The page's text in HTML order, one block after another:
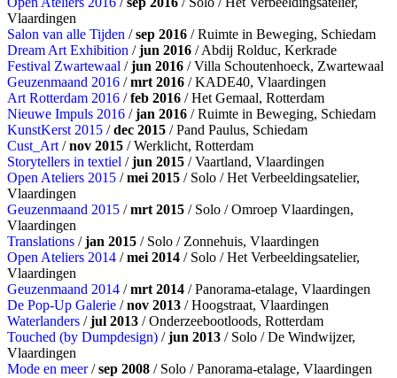
Vlaardingen
Salon van alle Tijden /sep 2016 / Ruimte in Beweging, Schiedam
Dream Art Exhibition /jun 2016 / Abdij Rolduc, Kerkrade
Festival Zwartewaal /jun 2016 / Villa Schoutenhoeck, Zwartewaal
Geuzenmaand 2016 /mrt 2016 / KADE40, Vlaardingen
Art Rotterdam 2016 /feb 2016 / Het Gemaal, Rotterdam
Nieuwe Impuls 2016 /jan 2016 / Ruimte in Beweging, Schiedam
KunstKerst 2015 /dec 2015 / Pand Paulus, Schiedam
Cust_Art /nov 2015 / Werklicht, Rotterdam
Storytellers in textiel /jun 2015 / Vaartland, Vlaardingen
Open Ateliers 2015 /mei 2015 / Solo / Het Verbeeldingsatelier,
Vlaardingen
Geuzenmaand 2015 /mrt 2015 / Solo / Omroep Vlaardingen,
Vlaardingen
Translations /jan 2015 / Solo / Zonnehuis, Vlaardingen
Open Ateliers 2014 /mei 2014 / Solo / Het Verbeeldingsatelier,
Vlaardingen
Geuzenmaand 2014 /mrt 2014 / Panorama-etalage, Vlaardingen
De Pop-Up Galerie /nov 2013 / Hoogstraat, Vlaardingen
Waterlanders /jul 2013 / Onderzeebootloods, Rotterdam
Touched (by Dumpdesign) /jun 2013 / Solo / De Windwijzer,
Vlaardingen
Mode en meer/sep 2008 / Solo / Panorama-etalage, Vlaardingen